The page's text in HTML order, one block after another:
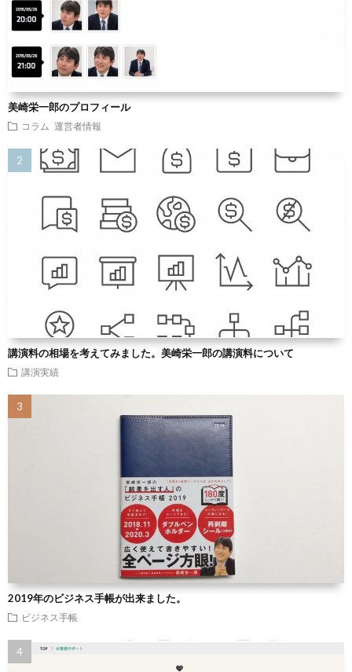
美崎栄一郎のプロフィール
コラム 運営者情報
講演料の相場を考えてみました。美崎栄一郎の講演料について
講演実績
2019年のビジネス手帳が出来ました。
ビジネス手帳